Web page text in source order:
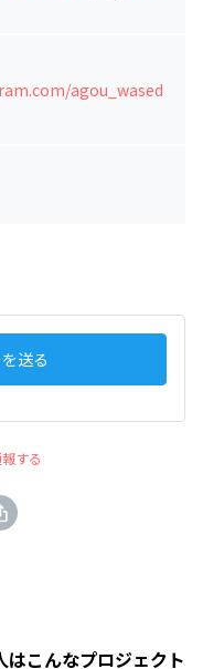
agou_wased
送る
する
こんなプロジェクト